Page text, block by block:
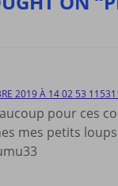
2019 À 14 02 53
pour ces
mes petits